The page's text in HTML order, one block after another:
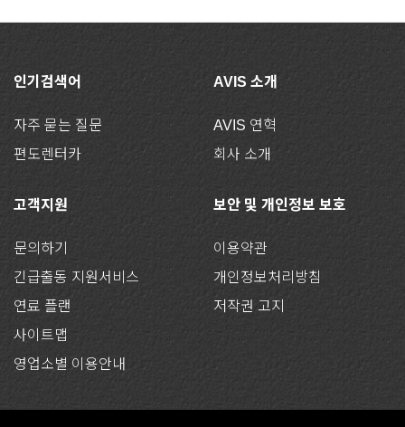
인기검색어
자주 묻는 질문
편도렌터카
AVIS 소개
AVIS 연혁
회사 소개
고객지원
문의하기
긴급출동 지원서비스
연료 플랜
사이트맵
영업소별 이용안내
보안 및 개인정보 보호
이용약관
개인정보처리방침
저작권 고지